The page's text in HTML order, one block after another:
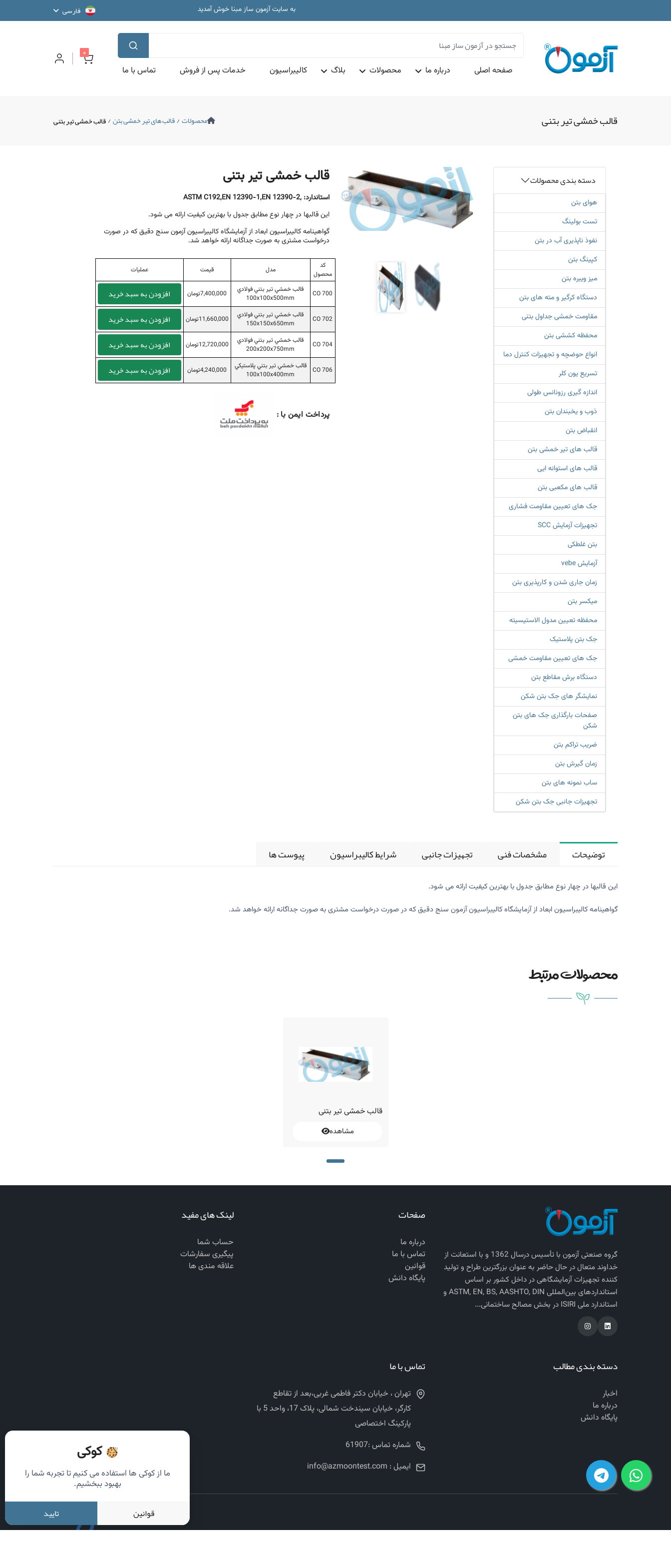
به سایت آزمون ساز مبنا خوش آمدید
فارسی
صفحه اصلی درباره ما محصولات بلاگ کالیبراسیون خدمات پس از فروش تماس با ما
0
پیام جدید
قالب خمشی تیر بتنی محصولات/قالب های تیر خمشی بتن/قالب خمشی تیر بتنی
دسته بندی محصولات
هوای بتن
تست بولینگ
نفوذ ناپذیری آب در بتن
کپینگ بتن
میز ویبره بتن
دستگاه کرگیر و مته های بتن
مقاومت خمشی جداول بتنی
محفظه کششی بتن
انواع حوضچه و تجهیزات کنترل دما
تسریع یون کلر
اندازه گیری رزونانس طولی
ذوب و یخبندان بتن
انقباض بتن
قالب های تیر خمشی بتن
قالب های استوانه ایی
قالب های مکعبی بتن
جک های تعیین مقاومت فشاری
تجهیزات آزمایش SCC
بتن غلطکی
آزمایش vebe
زمان جاری شدن و کارپذیری بتن
میکسر بتن
محفظه تعیین مدول الاستیسیته
جک بتن پلاستیک
جک های تعیین مقاومت خمشی
دستگاه برش مقاطع بتن
نمایشگر های جک بتن شکن
صفحات بارگذاری جک های بتن
شکن
ضریب تراکم بتن
زمان گیرش بتن
ساب نمونه های بتن
تجهیزات جانبی جک بتن شکن
قالب خمشی تیر بتنی
استاندارد: ,ASTM C192,EN 12390-1,EN 12390-2
این قالبها در چهار نوع مطابق جدول با بهترین کیفیت ارائه می شود.
گواهینامه کالیبراسیون ابعاد از آزمایشگاه کالیبراسیون آزمون سنج دقیق که در صورت
درخواست مشتری به صورت جداگانه ارائه خواهد شد.
کد
محصول
مدل قیمت عملیات
CO 700
قالب خمشي تير بتني فولادي
100x100x500mm
7,400,000تومان افزودن به سبد خرید
CO 702
قالب خمشي تير بتني فولادي
150x150x650mm
11,660,000تومان افزودن به سبد خرید
CO 704
قالب خمشي تير بتني فولادي
200x200x750mm
12,720,000تومان افزودن به سبد خرید
CO 706
قالب خمشي تير بتني پلاستيكي
100x100x400mm
4,240,000تومان افزودن به سبد خرید
پرداخت ایمن با :
توضیحات مشخصات فنی تجهیزات جانبی شرایط کالیبراسیون پیوست ها
این قالبها در چهار نوع مطابق جدول با بهترین کیفیت ارائه می شود.
گواهینامه کالیبراسیون ابعاد از آزمایشگاه کالیبراسیون آزمون سنج دقیق که در صورت درخواست مشتری به صورت جداگانه ارائه خواهد شد.
محصولات مرتبط
قالب خمشی تیر بتنی
مشاهده
گروه صنعتی آزمون با تأسیس درسال 1362 و با استعانت از
خداوند متعال در حال حاضر به عنوان بزرگترین طراح و تولید
کننده تجهیزات آزمایشگاهی در داخل کشور بر اساس
استاندارد‌های بین‌المللی ASTM, EN, BS, AASHTO, DIN و
استاندارد ملی ISIRI در بخش مصالح ساختمانی...
صفحات
درباره ما
تماس با ما
قوانین
پایگاه دانش
لینک های مفید
حساب شما
پیگیری سفارشات
علاقه مندی ها
دسته بندی مطالب
اخبار
درباره ما
پایگاه دانش
تماس با ما
تهران ، خیابان دکتر فاطمی غربی،بعد از تقاطع
کارگر، خیابان سیندخت شمالی، پلاک 17، واحد 5 با
پارکینگ اختصاصی
شماره تماس :61907
ایمیل : info@azmoontest.com
کوکی
ما از کوکی ها استفاده می کنیم تا تجربه شما را
بهبود ببخشیم.
قوانین تایید